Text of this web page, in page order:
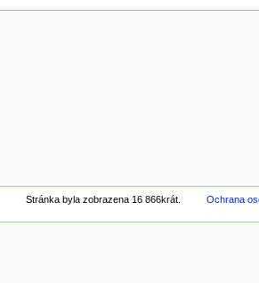
Stránka byla zobrazena 16 866krát. Ochrana